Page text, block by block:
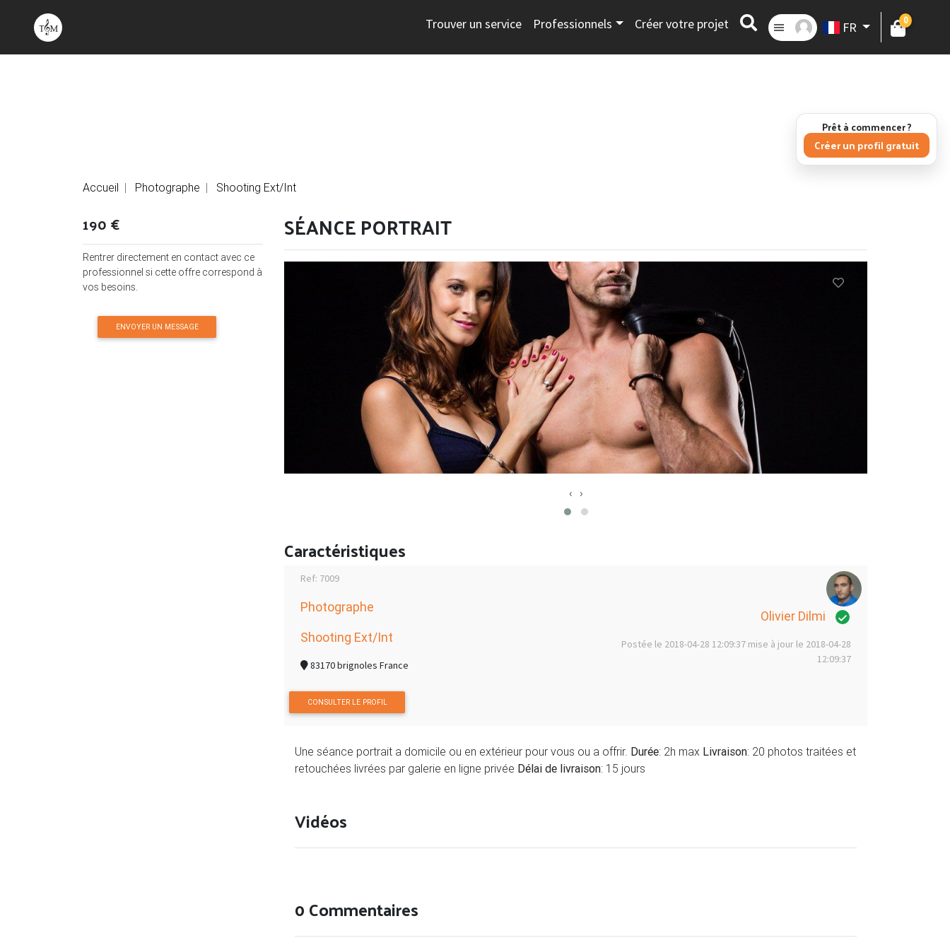
Trouver un service Professionnels Créer votre projet FR 0
Accueil Photographe Shooting Ext/Int
190 €
Rentrer directement en contact avec ce
professionnel si cette offre correspond à
vos besoins.
ENVOYER UN MESSAGE
SÉANCE PORTRAIT
‹ ›
Caractéristiques
Ref: 7009
Photographe
Shooting Ext/Int
83170 brignoles France
Olivier Dilmi
Postée le 2018-04-28 12:09:37 mise à jour le 2018-04-28
12:09:37
CONSULTER LE PROFIL
Une séance portrait a domicile ou en extérieur pour vous ou a offrir. Durée: 2h max Livraison: 20 photos traitées et
retouchées livrées par galerie en ligne privée Délai de livraison: 15 jours
Vidéos
0 Commentaires
Prêt à commencer ?
Créer un profil gratuit